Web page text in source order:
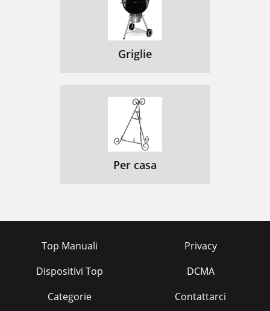
Griglie
Per casa
Top Manuali
Dispositivi Top
Categorie
Privacy
DCMA
Contattarci